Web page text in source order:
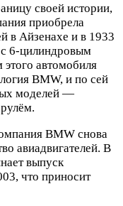
своей истории,
приобрела
в Айзенахе и в 1933
6-цилиндровым
автомобиля
BMW, и по сей
моделей —
BMW снова
авиадвигателей. В
выпуск
что приносит